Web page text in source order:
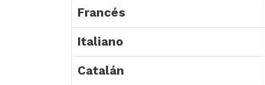
Francés
Italiano
Catalán